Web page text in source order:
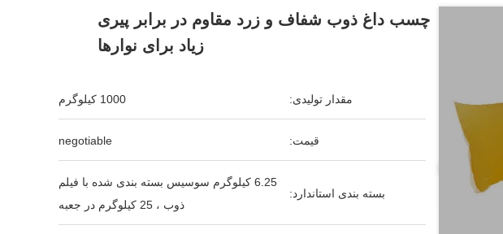
چسب داغ ذوب شفاف و زرد مقاوم در برابر پیری
زیاد برای نوارها
مقدار تولیدی: 1000 کیلوگرم
قیمت: negotiable
بسته بندی استاندارد:
6.25 کیلوگرم سوسیس بسته بندی شده با فیلم
ذوب ، 25 کیلوگرم در جعبه